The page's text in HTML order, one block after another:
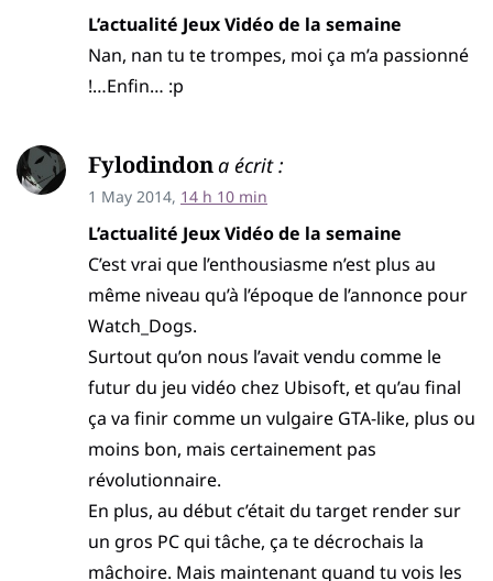
L’actualité Jeux Vidéo de la semaine
Nan, nan tu te trompes, moi ça m’a passionné
!…Enfin… :p
Fylodindona écrit :
1 May 2014, 14 h 10 min
L’actualité Jeux Vidéo de la semaine
C’est vrai que l’enthousiasme n’est plus au
même niveau qu’à l’époque de l’annonce pour
Watch_Dogs.
Surtout qu’on nous l’avait vendu comme le
futur du jeu vidéo chez Ubisoft, et qu’au final
ça va finir comme un vulgaire GTA-like, plus ou
moins bon, mais certainement pas
révolutionnaire.
En plus, au début c’était du target render sur
un gros PC qui tâche, ça te décrochais la
mâchoire. Mais maintenant quand tu vois les